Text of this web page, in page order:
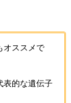
オススメで
表的な遺伝子